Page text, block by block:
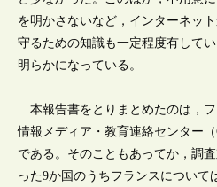
を明かさないなど，インターネッ
守るための知識も一定程度有して
明らかになっている。
本報告書をとりまとめたのは，
情報メディア・教育連絡センター（
である。そのこともあってか，調
った9か国のうちフランスについて